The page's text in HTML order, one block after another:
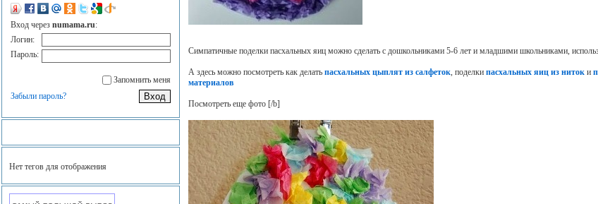
Вход через numama.ru:
Логин:
Пароль:
Запомнить меня
Забыли пароль?
Нет тегов для отображения
Симпатичные поделки пасхальных яиц можно сделать с дошкольниками 5-6 лет и младшими школьниками,
А здесь можно посмотреть как делатьпасхальных цыплят из салфеток, поделкипасхальных яиц из ниток и
материалов
Посмотреть еще фото [/b]